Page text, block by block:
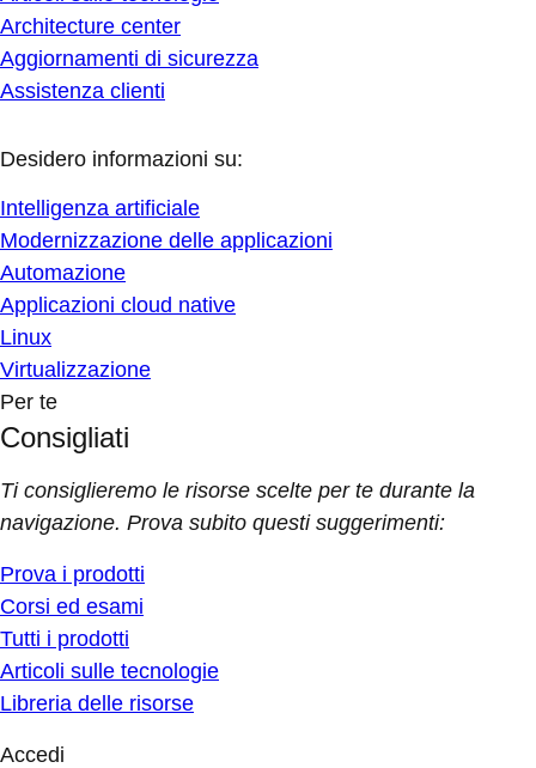
Architecture center
Aggiornamenti di sicurezza
Assistenza clienti
Desidero informazioni su:
Intelligenza artificiale
Modernizzazione delle applicazioni
Automazione
Applicazioni cloud native
Linux
Virtualizzazione
Per te
Consigliati
Ti consiglieremo le risorse scelte per te durante la
navigazione. Prova subito questi suggerimenti:
Prova i prodotti
Corsi ed esami
Tutti i prodotti
Articoli sulle tecnologie
Libreria delle risorse
Accedi